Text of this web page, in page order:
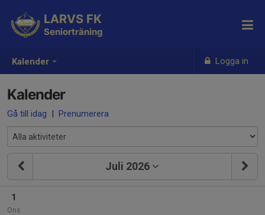
Kalender Logga in
LARVS FK
Seniorträning
Kalender
Gå till idag | Prenumerera
Juli 2026
1
Ons